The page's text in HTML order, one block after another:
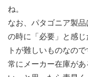
ね。
なお、パタゴニア製
の時に「必要」と感
トが難しいものなので
常にメーカー在庫が